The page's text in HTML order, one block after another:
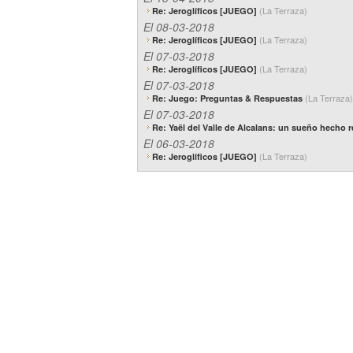
Re: Jeroglíficos [JUEGO] (La Terraza)
El 08-03-2018
Re: Jeroglíficos [JUEGO] (La Terraza)
El 07-03-2018
Re: Jeroglíficos [JUEGO] (La Terraza)
El 07-03-2018
Re: Juego: Preguntas & Respuestas (La Terraza)
El 07-03-2018
Re: Yaël del Valle de Alcalans: un sueño hecho
El 06-03-2018
Re: Jeroglíficos [JUEGO] (La Terraza)